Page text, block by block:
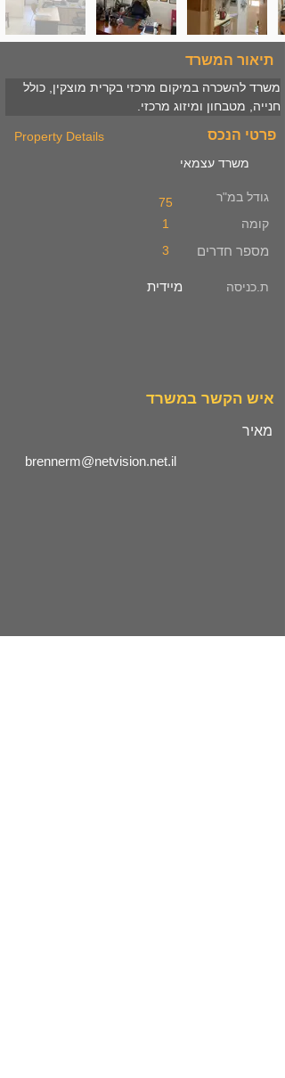
תיאור המשרד
משרד להשכרה במיקום מרכזי בקרית מוצקין, כולל
חנייה, מטבחון ומיזוג מרכזי.
Property Details פרטי הנכס
משרד עצמאי
גודל במ"ר
75
קומה
3
מספר חדרים
1
מיידית ת.כניסה
מאיר
איש הקשר במשרד
brennerm@netvision.net.il